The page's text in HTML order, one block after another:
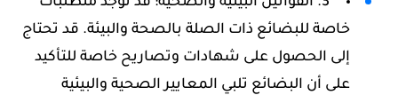
خاصة للبضائع ذات الصلة بالصحة والبيئة. قد تحتاج
إلى الحصول على شهادات وتصاريح خاصة للتأكيد
على أن البضائع تلبي المعايير الصحية والبيئية